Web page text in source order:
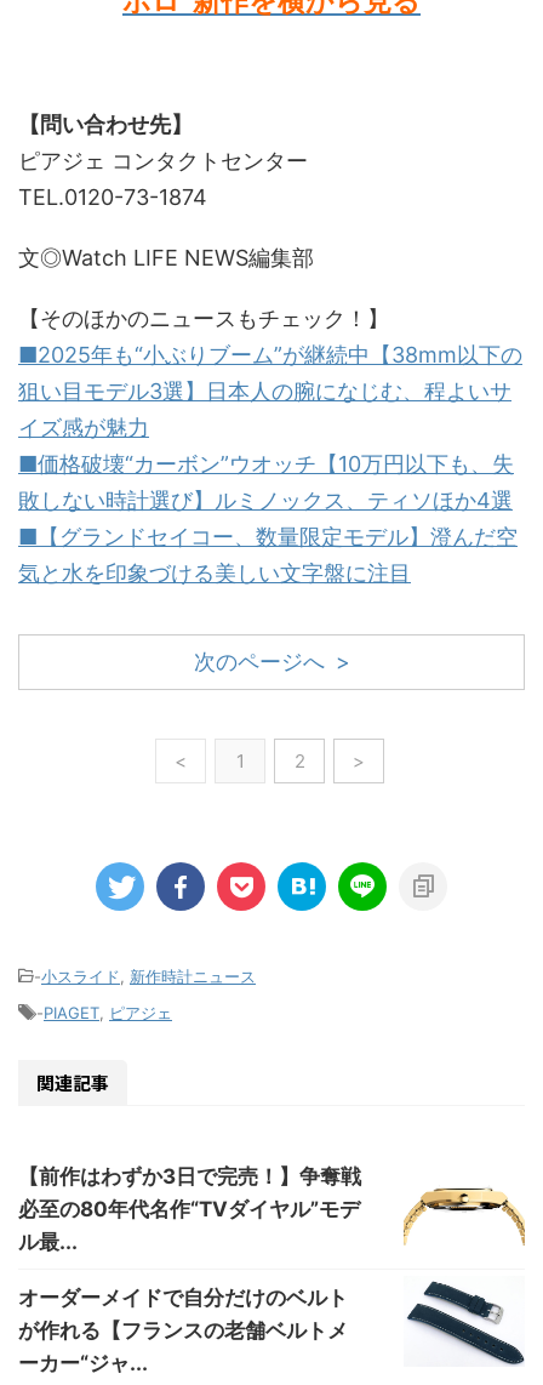
【問い合わせ先】
ピアジェ コンタクトセンター
TEL.0120-73-1874
文◎Watch LIFE NEWS編集部
【そのほかのニュースもチェック！】
■2025年も“小ぶりブーム”が継続中【38mm以下の
狙い目モデル3選】日本人の腕になじむ、程よいサ
イズ感が魅力
■価格破壊“カーボン”ウオッチ【10万円以下も、失
敗しない時計選び】ルミノックス、ティソほか4選
■【グランドセイコー、数量限定モデル】澄んだ空
気と水を印象づける美しい文字盤に注目
次のページへ >
< 1 2 >
-小スライド
新作時計ニュース
-PIAGET ピアジェ
関連記事
【前作はわずか3日で完売！】争奪戦
必至の80年代名作“TVダイヤル”モデ
ル最...
オーダーメイドで自分だけのベルト
が作れる【フランスの老舗ベルトメ
ーカー“ジャ...